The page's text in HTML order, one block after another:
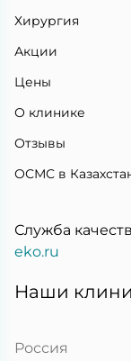
Хирургия
Акции
Цены
О клинике
Отзывы
ОСМС в
Служба
eko.ru
Наши
Россия